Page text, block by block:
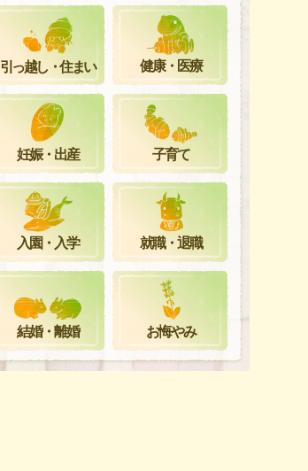
引っ越し・住まい 健康・医療
妊娠・出産 子育て
入園・入学 就職・退職
結婚・離婚 お悔やみ